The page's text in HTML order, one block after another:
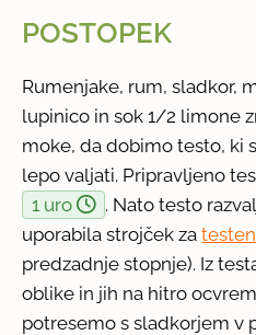
POSTOPEK
Rumenjake, rum, sladkor,
lupinico in sok 1/2 limone
moke, da dobimo testo, ki
lepo valjati. Pripravljeno
1 uro
. Nato testo
uporabila strojček za
predzadnje stopnje). Iz
oblike in jih na hitro
potresemo s sladkorjem v